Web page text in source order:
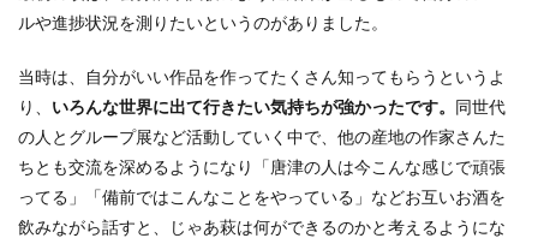
ルや進捗状況を測りたいというのがありました。
当時は、自分がいい作品を作ってたくさん知ってもらうというよ
り、 いろんな世界に出て行きたい気持ちが強かったです。 同世代
の人とグループ展など活動していく中で、他の産地の作家さんた
ちとも交流を深めるようになり「唐津の人は今こんな感じで頑張
ってる」「備前ではこんなことをやっている」などお互いお酒を
飲みながら話すと、じゃあ萩は何ができるのかと考えるようにな